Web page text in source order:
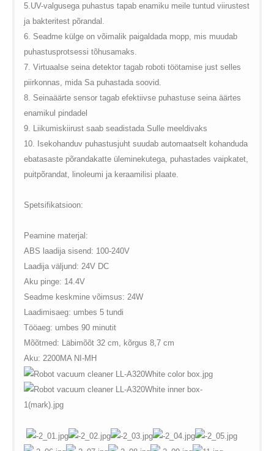
5.UV-valgusega puhastus tapab enamiku meile tuntud viirustest
ja bakteritest põrandal.
6. Seadme külge on võimalik paigaldada mopp, mis muudab
puhastusprotsessi tõhusamaks.
7. Virtuaalse seina detektor tagab roboti töötamise just selles
piirkonnas, mida Sa puhastada soovid.
8. Seinaäärte sensor tagab efektiivse puhastuse seina äärtes
enamikul pindadel
9. Liikumiskiirust saab seadistada Sulle meeldivaks
10. Isekohanduv puhastusjuht suudab automaatselt kohanduda
ebatasaste põrandakatte üleminekutega, puhastades vaipkatet,
puitpõrandat, linoleumi ja keraamilisi plaate.
Spetsifikatsioon:
Peamine materjal:
ABS laadija sisend: 100-240V
Laadija väljund: 24V DC
Aku pinge: 14.4V
Seadme keskmine võimsus: 24W
Laadimisaeg: umbes 5 tundi
Tööaeg: umbes 90 minutit
Mõõtmed: Läbimõõt 32 cm, kõrgus 8,7 cm
Aku: 2200MA NI-MH